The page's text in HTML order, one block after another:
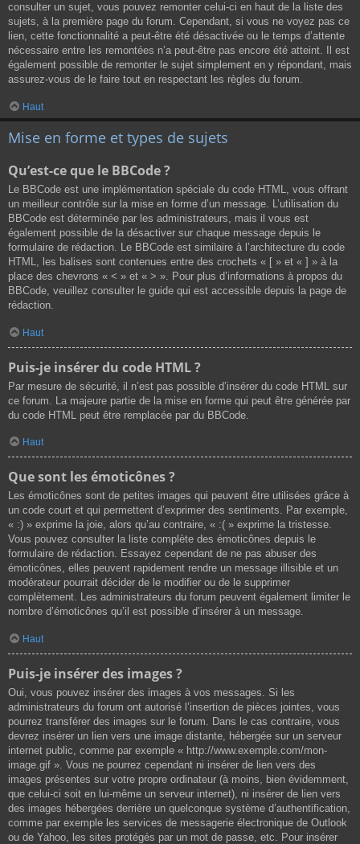
consulter un sujet, vous pouvez remonter celui-ci en haut de la liste des
sujets, à la première page du forum. Cependant, si vous ne voyez pas ce
lien, cette fonctionnalité a peut-être été désactivée ou le temps d’attente
nécessaire entre les remontées n’a peut-être pas encore été atteint. Il est
également possible de remonter le sujet simplement en y répondant, mais
assurez-vous de le faire tout en respectant les règles du forum.
Haut
Mise en forme et types de sujets
Qu’est-ce que le BBCode ?
Le BBCode est une implémentation spéciale du code HTML, vous offrant
un meilleur contrôle sur la mise en forme d’un message. L’utilisation du
BBCode est déterminée par les administrateurs, mais il vous est
également possible de la désactiver sur chaque message depuis le
formulaire de rédaction. Le BBCode est similaire à l’architecture du code
HTML, les balises sont contenues entre des crochets « [ » et « ] » à la
place des chevrons « < » et « > ». Pour plus d’informations à propos du
BBCode, veuillez consulter le guide qui est accessible depuis la page de
rédaction.
Haut
Puis-je insérer du code HTML ?
Par mesure de sécurité, il n’est pas possible d’insérer du code HTML sur
ce forum. La majeure partie de la mise en forme qui peut être générée par
du code HTML peut être remplacée par du BBCode.
Haut
Que sont les émoticônes ?
Les émoticônes sont de petites images qui peuvent être utilisées grâce à
un code court et qui permettent d’exprimer des sentiments. Par exemple,
« :) » exprime la joie, alors qu’au contraire, « :( » exprime la tristesse.
Vous pouvez consulter la liste complète des émoticônes depuis le
formulaire de rédaction. Essayez cependant de ne pas abuser des
émoticônes, elles peuvent rapidement rendre un message illisible et un
modérateur pourrait décider de le modifier ou de le supprimer
complètement. Les administrateurs du forum peuvent également limiter le
nombre d’émoticônes qu’il est possible d’insérer à un message.
Haut
Puis-je insérer des images ?
Oui, vous pouvez insérer des images à vos messages. Si les
administrateurs du forum ont autorisé l’insertion de pièces jointes, vous
pourrez transférer des images sur le forum. Dans le cas contraire, vous
devrez insérer un lien vers une image distante, hébergée sur un serveur
internet public, comme par exemple « http://www.exemple.com/mon-
image.gif ». Vous ne pourrez cependant ni insérer de lien vers des
images présentes sur votre propre ordinateur (à moins, bien évidemment,
que celui-ci soit en lui-même un serveur internet), ni insérer de lien vers
des images hébergées derrière un quelconque système d’authentification,
comme par exemple les services de messagerie électronique de Outlook
ou de Yahoo, les sites protégés par un mot de passe, etc. Pour insérer